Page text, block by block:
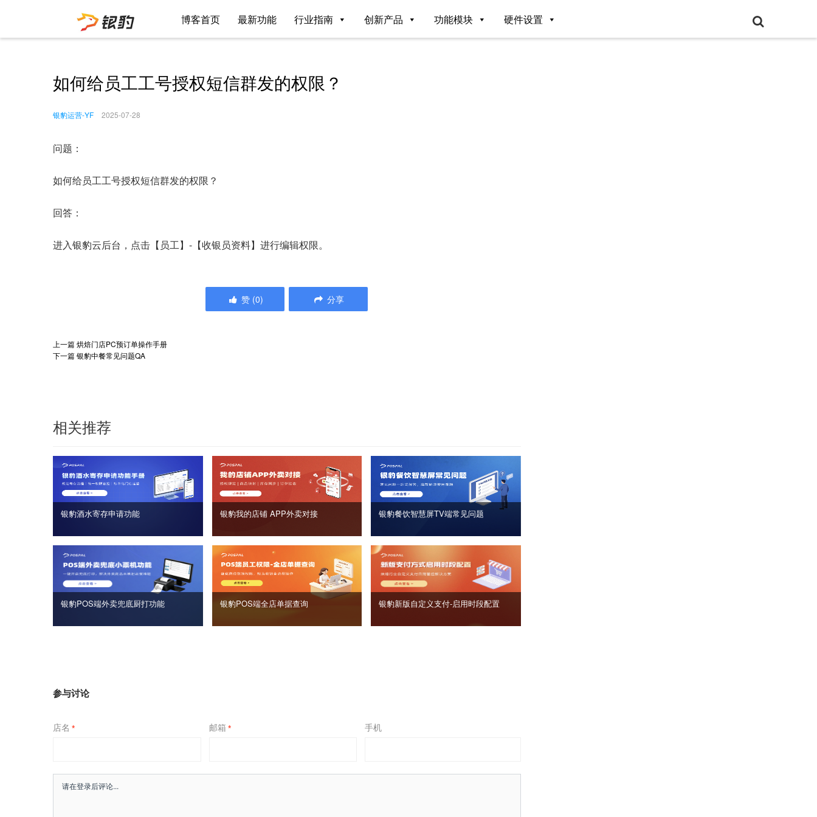
博客首页 最新功能 行业指南 创新产品 功能模块 硬件设置
如何给员工工号授权短信群发的权限？
银豹运营-YF 2025-07-28
问题：
如何给员工工号授权短信群发的权限？
回答：
进入银豹云后台，点击【员工】-【收银员资料】进行编辑权限。
赞 (0) 分享
上一篇烘焙门店PC预订单操作手册
下一篇银豹中餐常见问题QA
相关推荐
银豹酒水寄存申请功能 银豹我的店铺 APP外卖对接 银豹餐饮智慧屏TV端常见问题
银豹POS端外卖兜底厨打功能 银豹POS端全店单据查询 银豹新版自定义支付‑启用时段配置
参与讨论
店名 * 邮箱 * 手机